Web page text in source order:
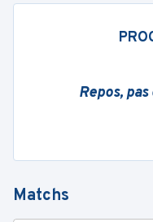
Repos,
Matchs